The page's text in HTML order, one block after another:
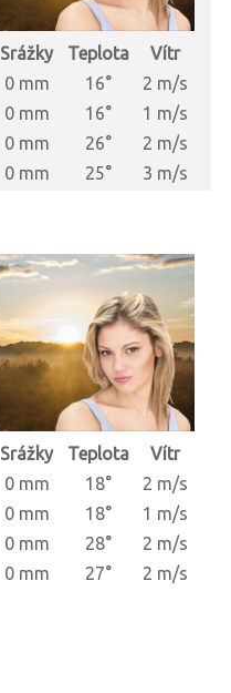
Srážky Teplota
Vítr
0 mm 16°
2 m/s
0 mm 16°
1 m/s
0 mm 26°
2 m/s
0 mm 25° 3 m/s
Srážky Teplota
Vítr
0 mm 18°
2 m/s
0 mm 18°
1 m/s
0 mm 28°
2 m/s
0 mm 27° 2 m/s